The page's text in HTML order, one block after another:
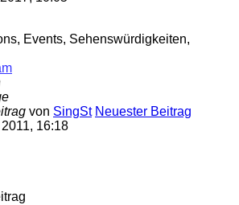
Events, Sehenswürdigkeiten,
von SingSt Neuester Beitrag
16:18